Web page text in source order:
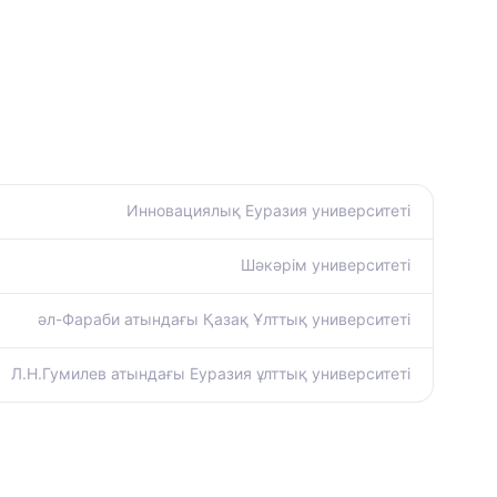
Инновациялық Еуразия университеті
Шәкәрім университеті
әл-Фараби атындағы Қазақ Ұлттық университеті
Л.Н.Гумилев атындағы Еуразия ұлттық университеті